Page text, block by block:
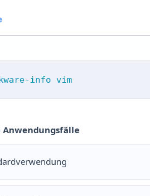
info vim
Anwendungsfälle